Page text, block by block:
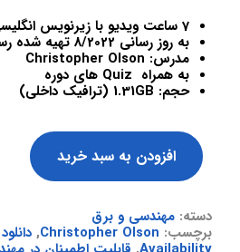
7 ساعت ویدیو با زیرنویس انگلیسی و کیفیت 1080
به روز رسانی 8/2022 تهیه شده رسمی یودمی ایران
مدرس: Christopher Olson
به همراه Quiz های دوره
حجم: 1.31GB (ترافیک داخلی)
افزودن به سبد خرید
دسته: مهندسی و برق
برچسب: Christopher Olson
,